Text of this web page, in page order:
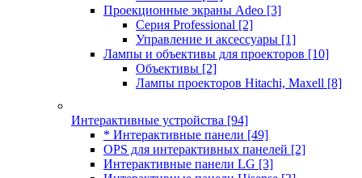
Проекционные экраны Adeo [3]
Серия Professional [2]
Управление и аксессуары [1]
Лампы и объективы для проекторов [10]
Объективы [2]
Лампы проекторов Hitachi, Maxell [8]
Интерактивные устройства [94]
* Интерактивные панели [49]
OPS для интерактивных панелей [2]
Интерактивные панели LG [3]